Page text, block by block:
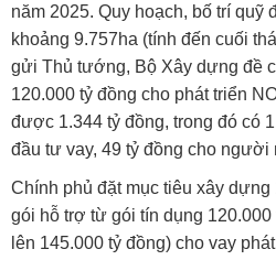
năm 2025. Quy hoạch, bố trí quỹ
khoảng 9.757ha (tính đến cuối
gửi Thủ tướng, Bộ Xây dựng đề
120.000 tỷ đồng cho phát triển
được 1.344 tỷ đồng, trong đó có
đầu tư vay, 49 tỷ đồng cho người
Chính phủ đặt mục tiêu xây
gói hỗ trợ từ gói tín dụng
lên 145.000 tỷ đồng) cho vay